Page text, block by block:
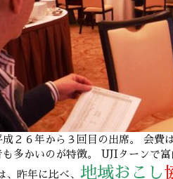
２６年から３回目の出席。 会費
も多かいのが特徴。 UJIターンで
、昨年に比べ、 地域おこし